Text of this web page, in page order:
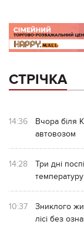
СТРІЧКА
14:36
Вчора біля
автовозом
14:28
Три дні
температуру
10:37
Зниклого
лісі без